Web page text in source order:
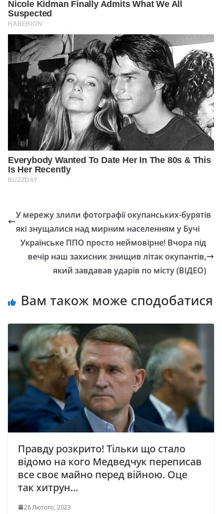
У мережу злили фотографії окупанських-бурятів
які знущалися над мирним населенням у Бучі
Українське ППО просто неймовірне! Вчора під
вечір наш захисник знищив літак окупантів,
який завдавав ударів по місту (ВІДЕО)
Вам також може сподобатися
Правду розкрито! Тільки що стало
відомо на кого Медведчук переписав
все своє майно перед війною. Оце
так хитрун…
28 Лютого, 2023